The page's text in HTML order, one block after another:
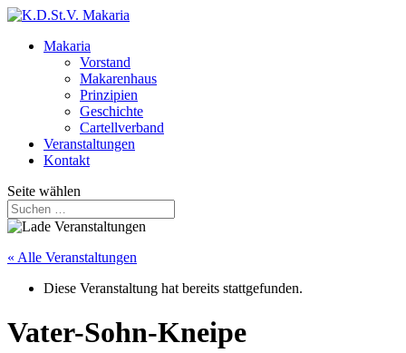
Makaria
Vorstand
Makarenhaus
Prinzipien
Geschichte
Cartellverband
Veranstaltungen
Kontakt
Seite wählen
« Alle Veranstaltungen
Diese Veranstaltung hat bereits stattgefunden.
Vater-Sohn-Kneipe